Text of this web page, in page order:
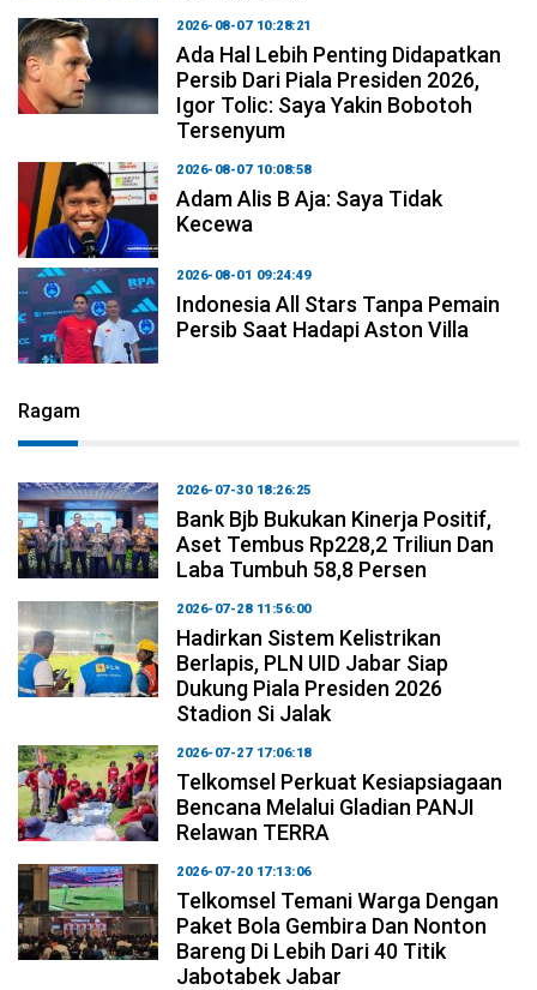
2026-08-07 10:28:21
Ada Hal Lebih Penting Didapatkan
Persib Dari Piala Presiden 2026,
Igor Tolic: Saya Yakin Bobotoh
Tersenyum
2026-08-07 10:08:58
Adam Alis B Aja: Saya Tidak
Kecewa
2026-08-01 09:24:49
Indonesia All Stars Tanpa Pemain
Persib Saat Hadapi Aston Villa
Ragam
2026-07-30 18:26:25
Bank Bjb Bukukan Kinerja Positif,
Aset Tembus Rp228,2 Triliun Dan
Laba Tumbuh 58,8 Persen
2026-07-28 11:56:00
Hadirkan Sistem Kelistrikan
Berlapis, PLN UID Jabar Siap
Dukung Piala Presiden 2026
Stadion Si Jalak
2026-07-27 17:06:18
Telkomsel Perkuat Kesiapsiagaan
Bencana Melalui Gladian PANJI
Relawan TERRA
2026-07-20 17:13:06
Telkomsel Temani Warga Dengan
Paket Bola Gembira Dan Nonton
Bareng Di Lebih Dari 40 Titik
Jabotabek Jabar